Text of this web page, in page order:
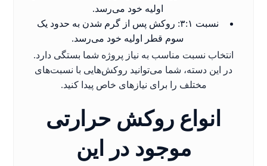
اولیه خود می‌رسد.
نسبت ۳:۱: روکش پس از گرم شدن به حدود یک
سوم قطر اولیه خود می‌رسد.
انتخاب نسبت مناسب به نیاز پروژه شما بستگی دارد.
در این دسته، شما می‌توانید روکش‌هایی با نسبت‌های
مختلف را برای نیازهای خاص پیدا کنید.
انواع روکش حرارتی
موجود در این